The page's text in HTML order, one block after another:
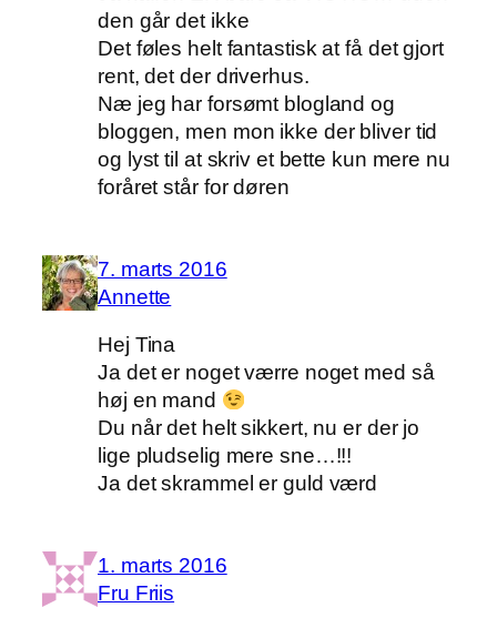
den går det ikke
Det føles helt fantastisk at få det gjort
rent, det der driverhus.
Næ jeg har forsømt blogland og
bloggen, men mon ikke der bliver tid
og lyst til at skriv et bette kun mere nu
foråret står for døren
7. marts 2016
Annette
Hej Tina
Ja det er noget værre noget med så
høj en mand
Du når det helt sikkert, nu er der jo
lige pludselig mere sne…!!!
Ja det skrammel er guld værd
1. marts 2016
Fru Friis